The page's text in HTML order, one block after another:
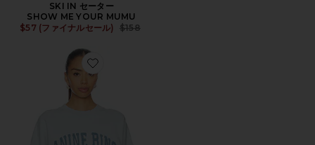
SKI IN セーター
SHOW ME YOUR MUMU
$57 (ファイナルセール)
Previous price:
$158
Favorite MILES スウェットシャツANINE BING